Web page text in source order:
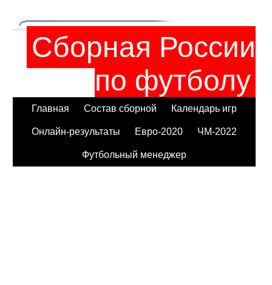
Сборная России
по футболу
Главная Состав сборной Календарь игр
Онлайн-результаты Евро-2020 ЧМ-2022
Футбольный менеджер